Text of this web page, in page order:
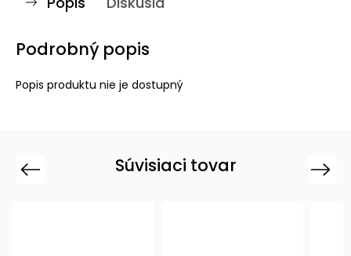
Podrobný popis
Popis produktu nie je dostupný
Súvisiaci tovar
Previous Next